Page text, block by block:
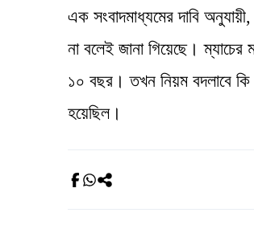
এক সংবাদমাধ্যমের দাবি
না বলেই জানা গিয়েছে। ম্যাচের
১০ বছর। তখন নিয়ম বদলাবে
হয়েছিল।